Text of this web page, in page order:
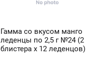
Гамма со вкусом манго
леденцы по 2,5 г №24 (2
блистера х 12 леденцов)